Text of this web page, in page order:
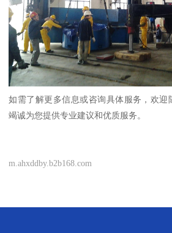
如需了解更多信息或咨询具体服务，欢迎
竭诚为您提供专业建议和优质服务。
m.ahxddby.b2b168.com